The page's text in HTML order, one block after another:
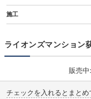
施工
ライオンズマンション
販売中:
チェックを入れるとまとめ